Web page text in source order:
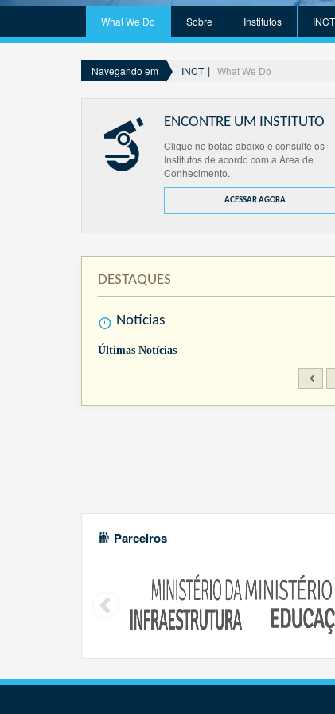
What We Do Sobre Institutos
Navegando em INCT What We Do
ENCONTRE UM INSTITUTO
Clique no botão abaixo e consulte os
Institutos de acordo com a Área de
Conhecimento.
ACESSAR AGORA
DESTAQUES
Notícias
Últimas Notícias
Parceiros